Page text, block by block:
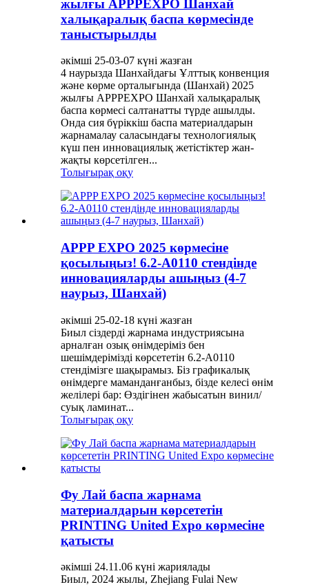
жылғы APPPEXPO Шанхай
халықаралық баспа көрмесінде
таныстырылды
әкімші 25-03-07 күні жазған
4 наурызда Шанхайдағы Ұлттық конвенция
және көрме орталығында (Шанхай) 2025
жылғы APPPEXPO Шанхай халықаралық
баспа көрмесі салтанатты түрде ашылды.
Онда сия бүріккіш баспа материалдарын
жарнамалау саласындағы технологиялық
күш пен инновациялық жетістіктер жан-
жақты көрсетілген...
Толығырақ оқу
APPP EXPO 2025 көрмесіне
қосылыңыз! 6.2-A0110 стендінде
инновацияларды ашыңыз (4-7
наурыз, Шанхай)
әкімші 25-02-18 күні жазған
Биыл сіздерді жарнама индустриясына
арналған озық өнімдеріміз бен
шешімдерімізді көрсететін 6.2-A0110
стендімізге шақырамыз. Біз графикалық
өнімдерге маманданғанбыз, бізде келесі өнім
желілері бар: Өздігінен жабысатын винил/
суық ламинат...
Толығырақ оқу
Фу Лай баспа жарнама
материалдарын көрсететін
PRINTING United Expo көрмесіне
қатысты
әкімші 24.11.06 күні жариялады
Биыл, 2024 жылы, Zhejiang Fulai New